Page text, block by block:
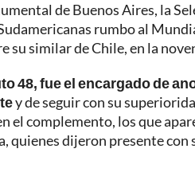
de Buenos Aires, la
rumbo al
su similar de Chile, en la
48, fue el encargado de
y de seguir con su
el complemento, los que
quienes dijeron presente con